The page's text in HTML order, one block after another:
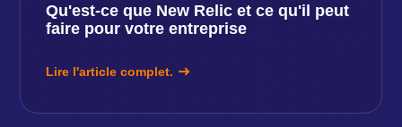
Qu'est-ce que New Relic et ce qu'il peut
faire pour votre entreprise
Lire l'article complet.